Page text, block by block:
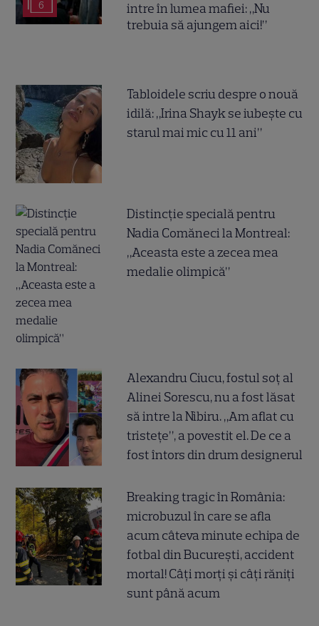
6
intre în lumea mafiei: „Nu
trebuia să ajungem aici!”
Tabloidele scriu despre o nouă
idilă: „Irina Shayk se iubește cu
starul mai mic cu 11 ani”
Distincție specială pentru
Nadia Comăneci la Montreal:
„Aceasta este a zecea mea
medalie olimpică”
Alexandru Ciucu, fostul soț al
Alinei Sorescu, nu a fost lăsat
să intre la Nibiru. „Am aflat cu
tristețe”, a povestit el. De ce a
fost întors din drum designerul
Breaking tragic în România:
microbuzul în care se afla
acum câteva minute echipa de
fotbal din București, accident
mortal! Câți morți și câți răniți
sunt până acum